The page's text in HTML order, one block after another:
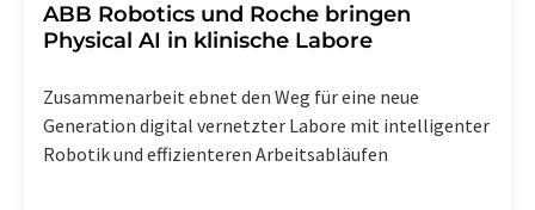
​​​​​​​ABB Robotics und Roche bringen
Physical AI in klinische Labore
Zusammenarbeit ebnet den Weg für eine neue
Generation digital vernetzter Labore mit intelligenter
Robotik und effizienteren Arbeitsabläufen